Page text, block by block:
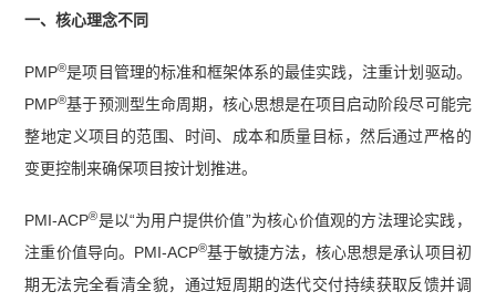
一、核心理念不同
PMP®是项目管理的标准和框架体系的最佳实践，注重计划驱动。
PMP®基于预测型生命周期，核心思想是在项目启动阶段尽可能完
整地定义项目的范围、时间、成本和质量目标，然后通过严格的
变更控制来确保项目按计划推进。
PMI-ACP®是以“为用户提供价值”为核心价值观的方法理论实践，
注重价值导向。PMI-ACP®基于敏捷方法，核心思想是承认项目初
期无法完全看清全貌，通过短周期的迭代交付持续获取反馈并调